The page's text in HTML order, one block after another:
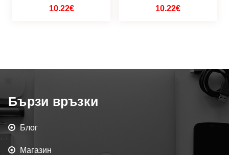
10.22€ 10.22€
Бързи връзки
Блог
Магазин